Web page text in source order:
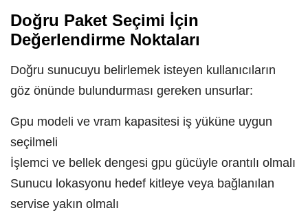
Doğru Paket Seçimi İçin
Değerlendirme Noktaları
Doğru sunucuyu belirlemek isteyen kullanıcıların
göz önünde bulundurması gereken unsurlar:
Gpu modeli ve vram kapasitesi iş yüküne uygun
seçilmeli
İşlemci ve bellek dengesi gpu gücüyle orantılı olmalı
Sunucu lokasyonu hedef kitleye veya bağlanılan
servise yakın olmalı